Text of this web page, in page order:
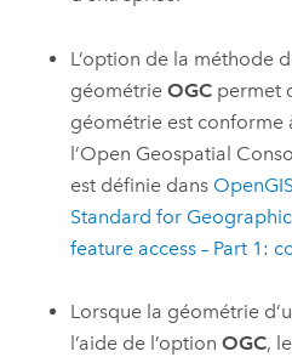
L’option de la méthode
géométrieOGC permet
géométrie est conforme
l’Open Geospatial
est définie dans
Standard for
feature access – Part 1:
Lorsque la géométrie
l’aide de l’optionOGC,